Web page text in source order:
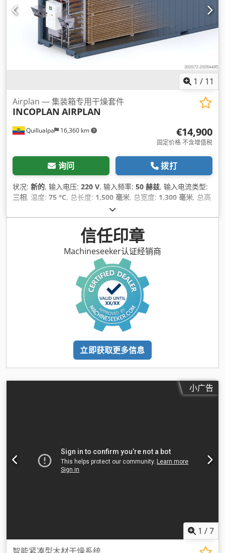
1 / 11
Quillualpa 16,360 km
Airplan — 集装箱专用干燥套件
INCOPLAN AIRPLAN
€14,900
固定价格 不含增值税
询问 拨打
状况: 新的, 输入电压: 220 V, 输入频率: 50 赫兹, 输入电流类型:
三相, 温度: 75 °C, 总长度: 1,500 毫米, 总宽度: 1,300 毫米, 总高
230 千克, 控制类型:
型:电动, 燃油类型:电动,
信任印章
Machineseeker认证经销商
立即获取更多信息
小广告
1 /7